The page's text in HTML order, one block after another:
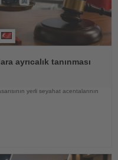
ayrıcalık tanınması
yerli seyahat acentalarının